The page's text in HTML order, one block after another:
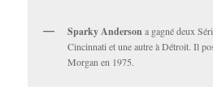
Sparky Anderson a gagné deux
Cincinnati et une autre à Détroit. Il
Morgan en 1975.